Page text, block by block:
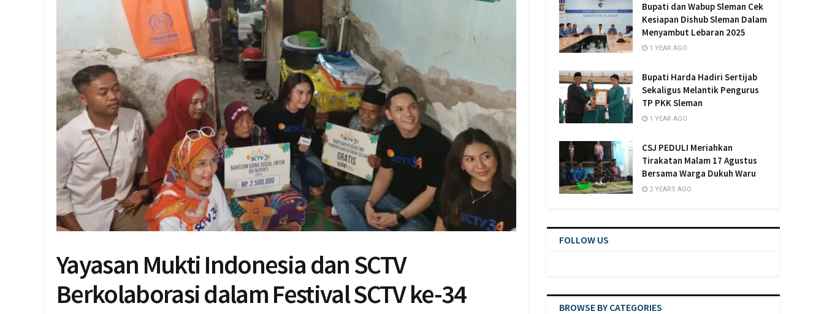
Yayasan Mukti Indonesia dan SCTV
Berkolaborasi dalam Festival SCTV ke-34
Bupati dan Wabup Sleman Cek
Kesiapan Dishub Sleman Dalam
Menyambut Lebaran 2025
1 YEAR AGO
Bupati Harda Hadiri Sertijab
Sekaligus Melantik Pengurus
TP PKK Sleman
1 YEAR AGO
CSJ PEDULI Meriahkan
Tirakatan Malam 17 Agustus
Bersama Warga Dukuh Waru
2 YEARS AGO
FOLLOW US
BROWSE BY CATEGORIES